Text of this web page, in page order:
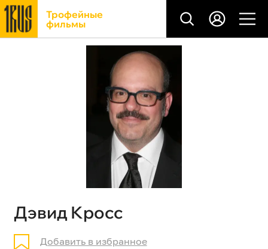
Трофейные
фильмы
Дэвид Кросс
Добавить в избранное